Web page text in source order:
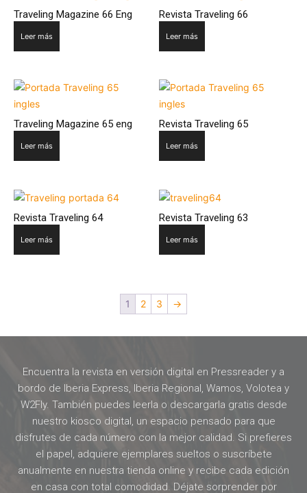
Traveling Magazine 66 Eng
Leer más
Revista Traveling 66
Leer más
Traveling Magazine 65 eng
Leer más
Revista Traveling 65
Leer más
Revista Traveling 64
Leer más
Revista Traveling 63
Leer más
1 2 3 →
Encuentra la revista en versión digital en Pressreader y a
bordo de Iberia Express, Iberia Regional, Wamos, Volotea y
W2Fly. También puedes leerla o descargarla gratis desde
nuestro kiosco digital, un espacio pensado para que
disfrutes de cada número con la mejor calidad. Si prefieres
el papel, adquiere ejemplares sueltos o suscríbete
anualmente en nuestra tienda online y recibe cada edición
en casa con total comodidad. Déjate sorprender por